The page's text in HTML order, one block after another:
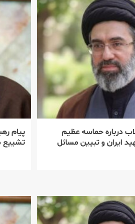
درباره حماسه عظیم
ایران و تبیین مسائل
پیام
تشییع